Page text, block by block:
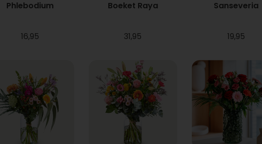
Phlebodium
16,95
Boeket Raya
31,95
Sanseveria
19,95